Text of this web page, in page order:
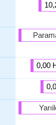
0,00